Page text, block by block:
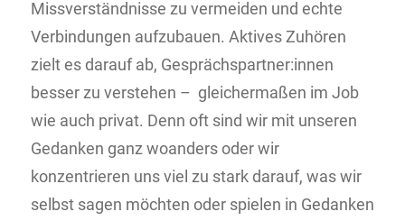
Missverständnisse zu vermeiden und echte
Verbindungen aufzubauen. Aktives Zuhören
zielt es darauf ab, Gesprächspartner:innen
besser zu verstehen – gleichermaßen im Job
wie auch privat. Denn oft sind wir mit unseren
Gedanken ganz woanders oder wir
konzentrieren uns viel zu stark darauf, was wir
selbst sagen möchten oder spielen in Gedanken